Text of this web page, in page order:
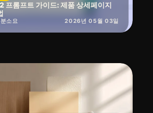
프롬프트 가이드: 제품 상세페이지
분소요 2026년 05월 03일